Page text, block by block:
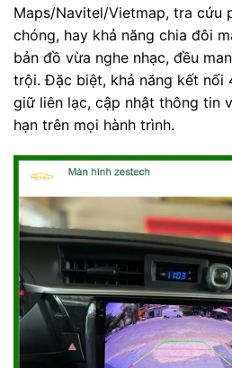
Maps/Navitel/Vietmap, tra cứu
chóng, hay khả năng chia đôi
bản đồ vừa nghe nhạc, đều
trội. Đặc biệt, khả năng kết nối
giữ liên lạc, cập nhật thông tin
hạn trên mọi hành trình.